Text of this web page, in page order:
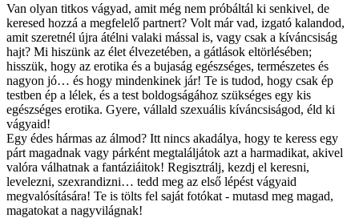
Van olyan titkos vágyad, amit még nem próbáltál ki senkivel, de
keresed hozzá a megfelelő partnert? Volt már vad, izgató kalandod,
amit szeretnél újra átélni valaki mással is, vagy csak a kíváncsiság
hajt? Mi hiszünk az élet élvezetében, a gátlások eltörlésében;
hisszük, hogy az erotika és a bujaság egészséges, természetes és
nagyon jó… és hogy mindenkinek jár! Te is tudod, hogy csak ép
testben ép a lélek, és a test boldogságához szükséges egy kis
egészséges erotika. Gyere, vállald szexuális kíváncsiságod, éld ki
vágyaid!
Egy édes hármas az álmod? Itt nincs akadálya, hogy te keress egy
párt magadnak vagy párként megtaláljátok azt a harmadikat, akivel
valóra válhatnak a fantáziáitok! Regisztrálj, kezdj el keresni,
levelezni, szexrandizni… tedd meg az első lépést vágyaid
megvalósítására! Te is tölts fel saját fotókat - mutasd meg magad,
magatokat a nagyvilágnak!